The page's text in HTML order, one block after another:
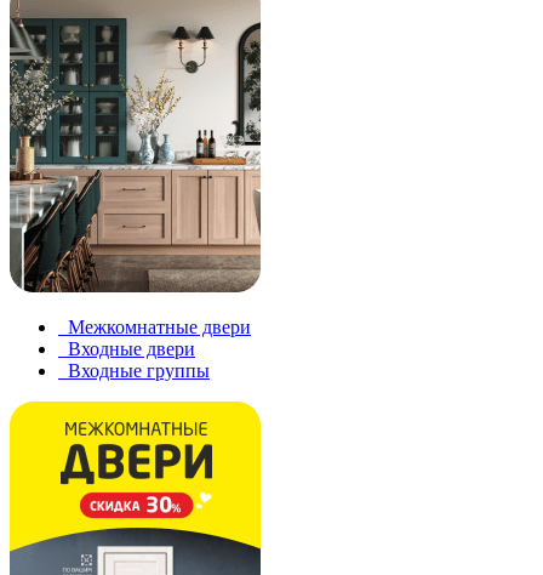
Межкомнатные двери
Входные двери
Входные группы